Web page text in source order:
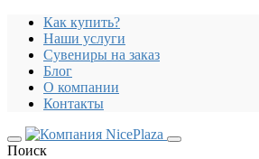
Как купить?
Наши услуги
Сувениры на заказ
Блог
О компании
Контакты
Поиск